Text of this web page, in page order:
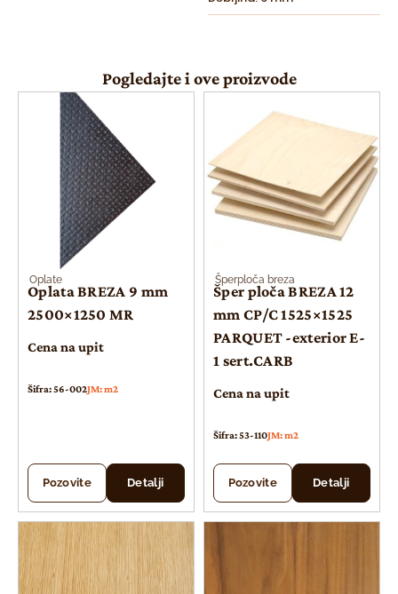
Pogledajte i ove proizvode
Oplate
Oplata BREZA 9 mm
2500×1250 MR
Cena na upit
Šifra: 56-002JM: m2
Pozovite Detalji
Šperploča breza
Šper ploča BREZA 12
mm CP/C 1525×1525
PARQUET -exterior E-
1 sert.CARB
Cena na upit
Šifra: 53-110JM: m2
Pozovite Detalji